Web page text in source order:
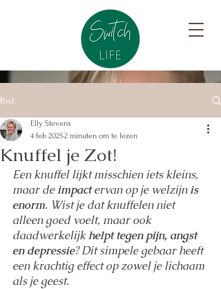
Post
Knuffel je Zot!
Elly Stevens
4 feb 20252 minuten om te lezen
Een knuffel lijkt misschien iets kleins,
maar de impact ervan op je welzijn is
enorm. Wist je dat knuffelen niet
alleen goed voelt, maar ook
daadwerkelijk helpt tegen pijn, angst
en depressie? Dit simpele gebaar heeft
een krachtig effect op zowel je lichaam
als je geest.